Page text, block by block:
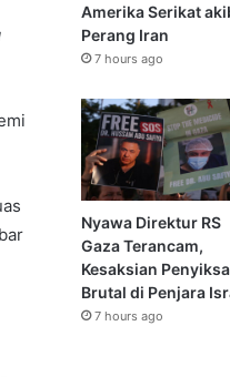
Amerika Serikat
Perang Iran
7 hours ago
Nyawa Direktur RS
Gaza Terancam,
Kesaksian
Brutal di Penjara
7 hours ago